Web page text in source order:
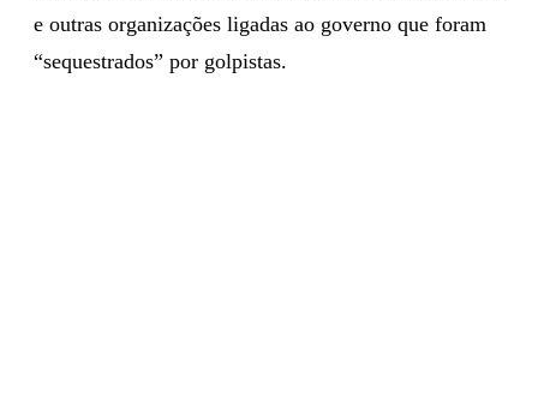
e outras organizações ligadas ao governo que foram
“sequestrados” por golpistas.